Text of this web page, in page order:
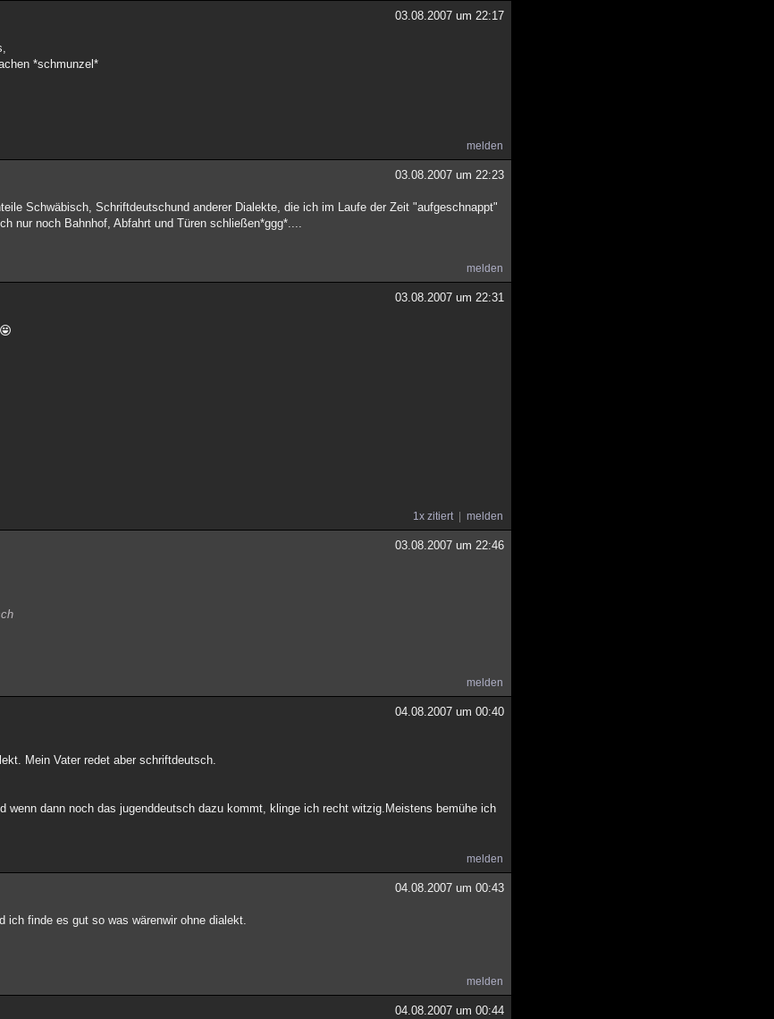
03.08.2007 um 22:17
*schmunzel*
melden
03.08.2007 um 22:23
Schwäbisch, Schriftdeutschund anderer Dialekte, die ich im Laufe der Zeit "aufgeschnappt"
nur noch Bahnhof, Abfahrt und Türen schließen*ggg*....
melden
03.08.2007 um 22:31
1x zitiert melden
03.08.2007 um 22:46
melden
04.08.2007 um 00:40
Mein Vater redet aber schriftdeutsch.
wenn dann noch das jugenddeutsch dazu kommt, klinge ich recht witzig.Meistens bemühe ich
melden
04.08.2007 um 00:43
ich finde es gut so was wärenwir ohne dialekt.
melden
04.08.2007 um 00:44